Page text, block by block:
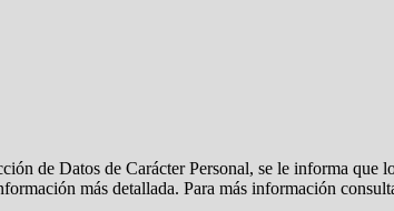
de Datos de Carácter Personal, se le informa que
más detallada. Para más información